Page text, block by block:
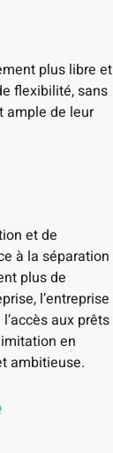
plus libre et
flexibilité, sans
ample de leur
et de
à la séparation
plus de
l’entreprise
aux prêts
en
ambitieuse.